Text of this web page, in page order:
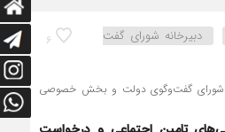
6
دبیرخانه شورای گفت
شورای گفت‌وگوی دولت و بخش خصوصی